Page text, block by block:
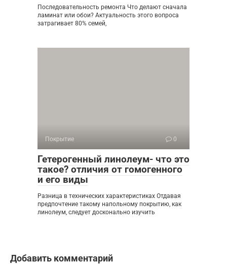
Последовательность ремонта Что делают сначала
ламинат или обои? Актуальность этого вопроса
затрагивает 80% семей,
Покрытие 0
Гетерогенный линолеум- что это
такое? отличия от гомогенного
и его виды
Разница в технических характеристиках Отдавая
предпочтение такому напольному покрытию, как
линолеум, следует досконально изучить
Добавить комментарий